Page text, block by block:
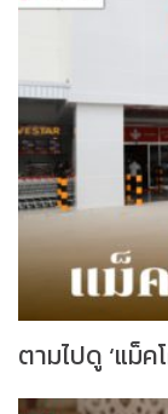
ตามไปดู ‘แม็ค